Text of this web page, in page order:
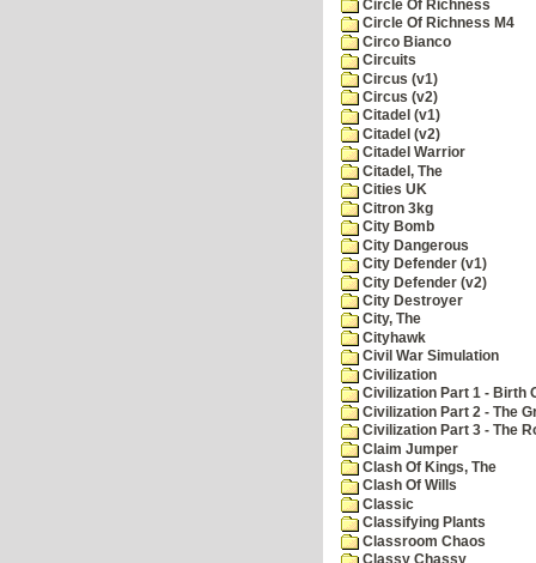
Circle Of Richness
Circle Of Richness M4
Circo Bianco
Circuits
Circus (v1)
Circus (v2)
Citadel (v1)
Citadel (v2)
Citadel Warrior
Citadel, The
Cities UK
Citron 3kg
City Bomb
City Dangerous
City Defender (v1)
City Defender (v2)
City Destroyer
City, The
Cityhawk
Civil War Simulation
Civilization
Civilization Part 1 - Birth
Civilization Part 2 - The
Civilization Part 3 - The
Claim Jumper
Clash Of Kings, The
Clash Of Wills
Classic
Classifying Plants
Classroom Chaos
Classy Chassy